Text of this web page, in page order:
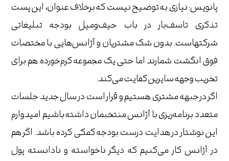
پانویس: نیازی به توضیح نیست که برخلاف عنوان، این پست
تذکری تاسف‌بار در باب حیف‌و‌میل بودجه تبلیغاتی
شرکت‎هاست. بدون شک مشتریان و آژانس‌هایی با مختصات
فوق انگشت شمارند اما حتی یک مجموعه کرم‌خورده هم برای
تخریب وجهه سایرین کفایت می‌کند.
اگر در جبهه مشتری هستیم و قرار است در سال جدید جلسات
متعدد برنامه‌ریزی با آژانس‌ منتخبمان داشته باشیم امیدوارم
این نوشتار در هدایت درست بودجه کمکی کرده باشد. اگر هم
در آژانس کار می‌کنیم که دیگر ناخواسته و نادانسته پول